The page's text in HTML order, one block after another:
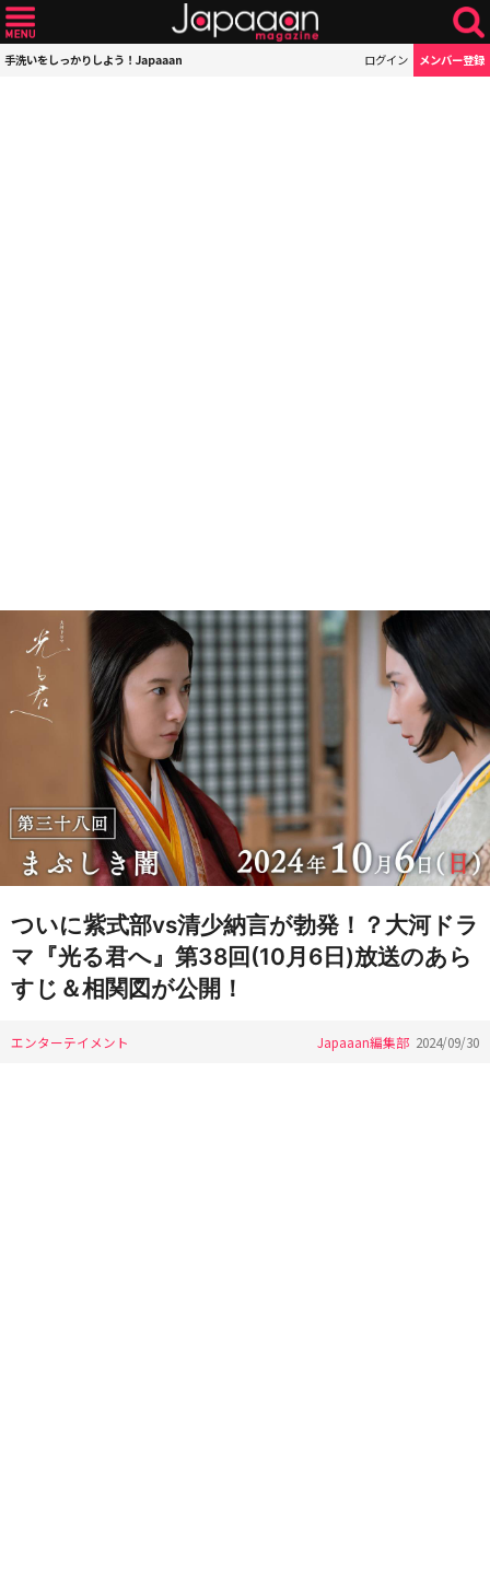
手洗いをしっかりしよう！Japaaan ログイン メンバー登録
ついに紫式部vs清少納言が勃発！？大河ドラ
マ『光る君へ』第38回(10月6日)放送のあら
すじ＆相関図が公開！
エンターテイメント Japaaan編集部 2024/09/30